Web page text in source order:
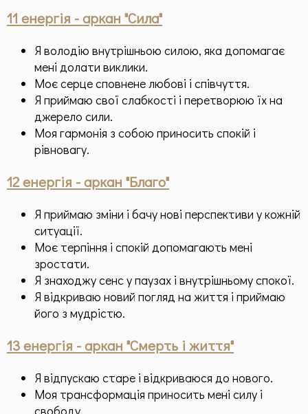
11 енергія - аркан "Сила"
Я володію внутрішньою силою, яка допомагає
мені долати виклики.
Моє серце сповнене любові і співчуття.
Я приймаю свої слабкості і перетворюю їх на
джерело сили.
Моя гармонія з собою приносить спокій і
рівновагу.
12 енергія - аркан "Благо"
Я приймаю зміни і бачу нові перспективи у кожній
ситуації.
Моє терпіння і спокій допомагають мені
зростати.
Я знаходжу сенс у паузах і внутрішньому спокої.
Я відкриваю новий погляд на життя і приймаю
його з мудрістю.
13 енергія - аркан "Смерть і життя"
Я відпускаю старе і відкриваюся до нового.
Моя трансформація приносить мені силу і
свободу.